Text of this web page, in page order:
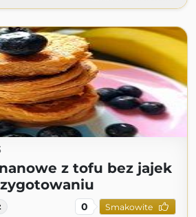
z tofu bez jajek
0 Smakowite